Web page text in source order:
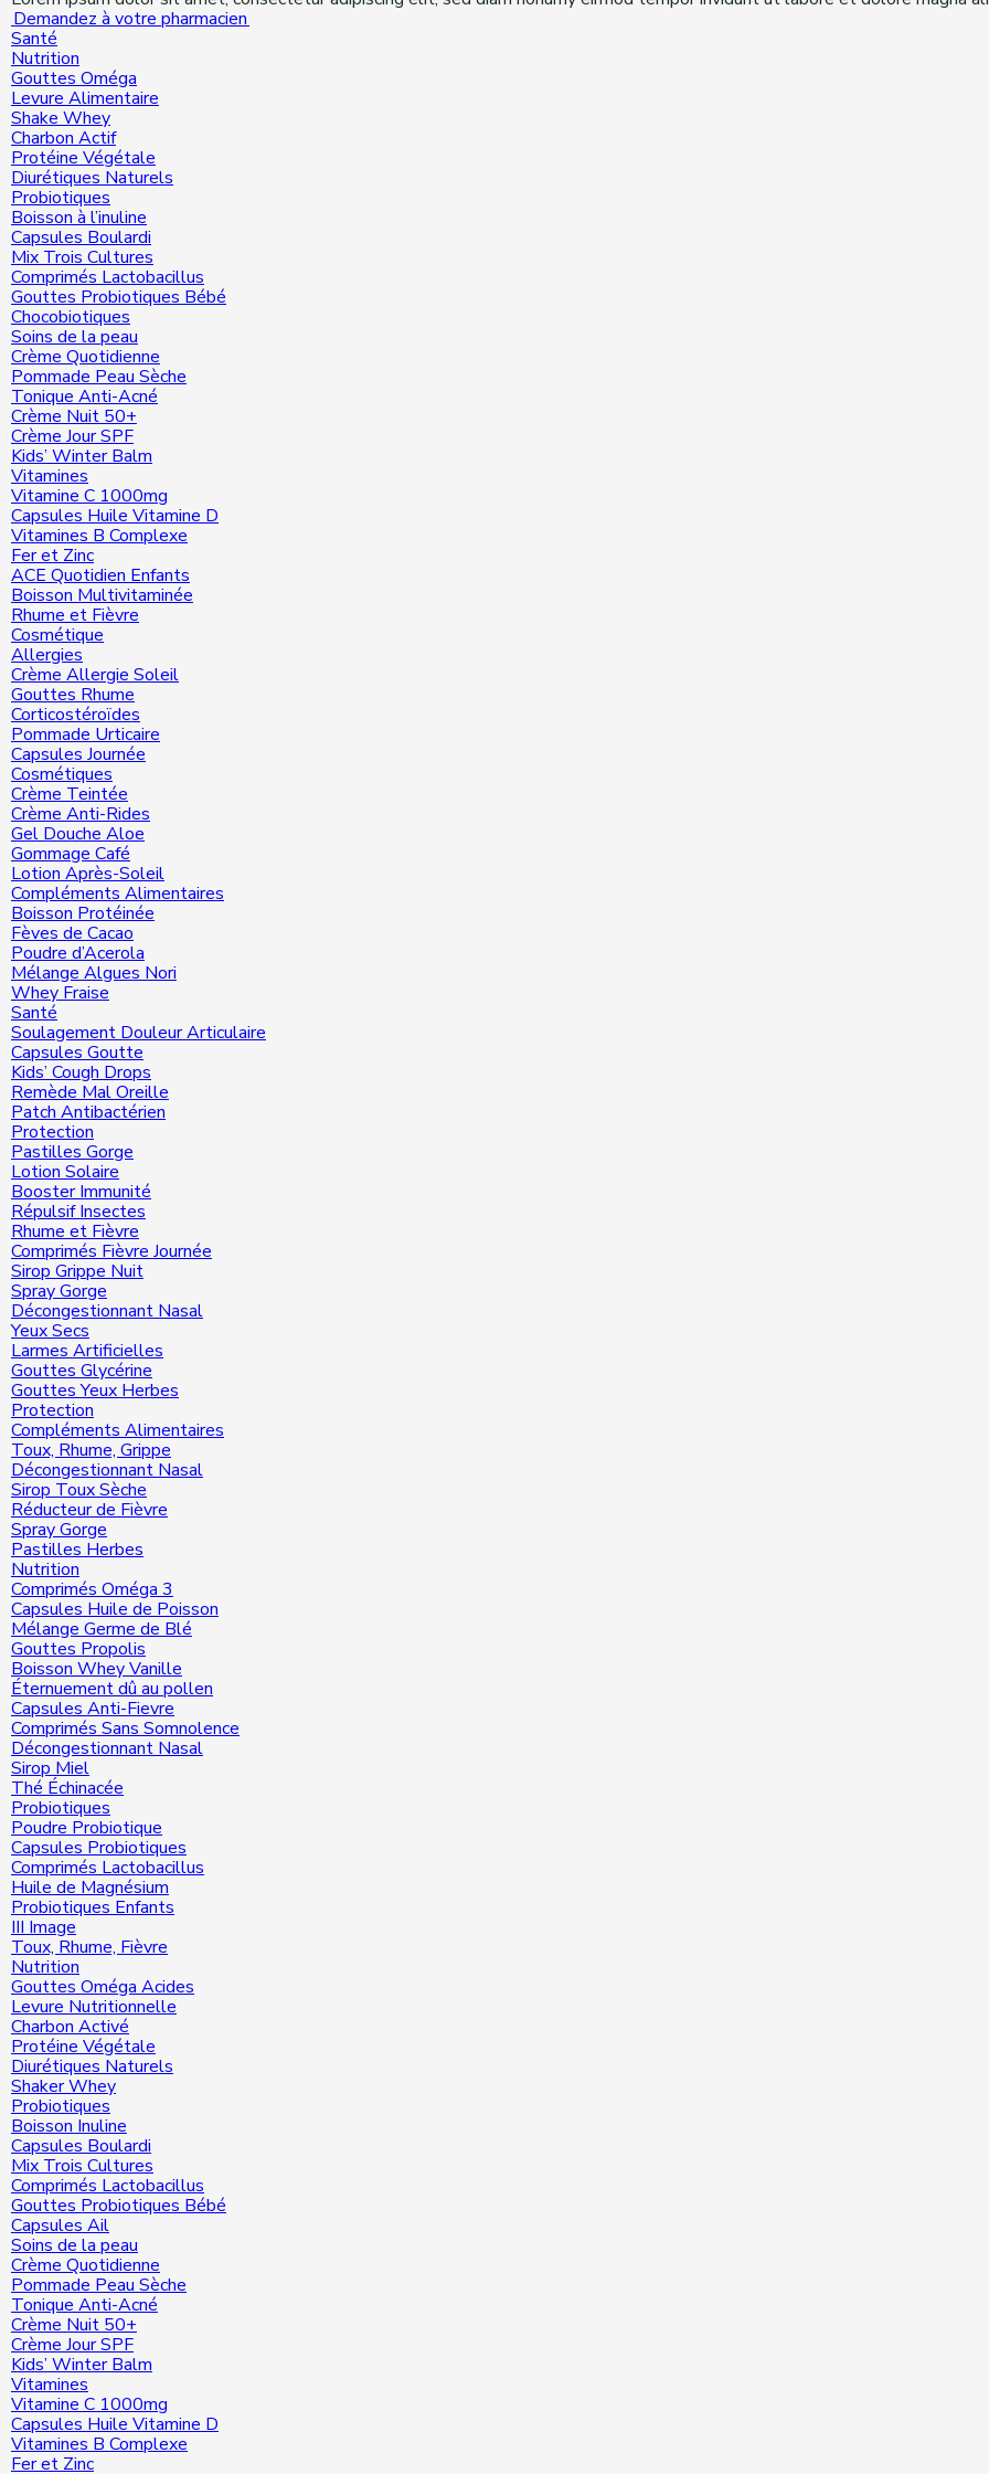
Demandez à votre pharmacien
Santé
Nutrition
Gouttes Oméga
Levure Alimentaire
Shake Whey
Charbon Actif
Protéine Végétale
Diurétiques Naturels
Probiotiques
Boisson à l’inuline
Capsules Boulardi
Mix Trois Cultures
Comprimés Lactobacillus
Gouttes Probiotiques Bébé
Chocobiotiques
Soins de la peau
Crème Quotidienne
Pommade Peau Sèche
Tonique Anti-Acné
Crème Nuit 50+
Crème Jour SPF
Kids’ Winter Balm
Vitamines
Vitamine C 1000mg
Capsules Huile Vitamine D
Vitamines B Complexe
Fer et Zinc
ACE Quotidien Enfants
Boisson Multivitaminée
Rhume et Fièvre
Cosmétique
Allergies
Crème Allergie Soleil
Gouttes Rhume
Corticostéroïdes
Pommade Urticaire
Capsules Journée
Cosmétiques
Crème Teintée
Crème Anti-Rides
Gel Douche Aloe
Gommage Café
Lotion Après-Soleil
Compléments Alimentaires
Boisson Protéinée
Fèves de Cacao
Poudre d’Acerola
Mélange Algues Nori
Whey Fraise
Santé
Soulagement Douleur Articulaire
Capsules Goutte
Kids’ Cough Drops
Remède Mal Oreille
Patch Antibactérien
Protection
Pastilles Gorge
Lotion Solaire
Booster Immunité
Répulsif Insectes
Rhume et Fièvre
Comprimés Fièvre Journée
Sirop Grippe Nuit
Spray Gorge
Décongestionnant Nasal
Yeux Secs
Larmes Artificielles
Gouttes Glycérine
Gouttes Yeux Herbes
Protection
Compléments Alimentaires
Toux, Rhume, Grippe
Décongestionnant Nasal
Sirop Toux Sèche
Réducteur de Fièvre
Spray Gorge
Pastilles Herbes
Nutrition
Comprimés Oméga 3
Capsules Huile de Poisson
Mélange Germe de Blé
Gouttes Propolis
Boisson Whey Vanille
Éternuement dû au pollen
Capsules Anti-Fievre
Comprimés Sans Somnolence
Décongestionnant Nasal
Sirop Miel
Thé Échinacée
Probiotiques
Poudre Probiotique
Capsules Probiotiques
Comprimés Lactobacillus
Huile de Magnésium
Probiotiques Enfants
III Image
Toux, Rhume, Fièvre
Nutrition
Gouttes Oméga Acides
Levure Nutritionnelle
Charbon Activé
Protéine Végétale
Diurétiques Naturels
Shaker Whey
Probiotiques
Boisson Inuline
Capsules Boulardi
Mix Trois Cultures
Comprimés Lactobacillus
Gouttes Probiotiques Bébé
Capsules Ail
Soins de la peau
Crème Quotidienne
Pommade Peau Sèche
Tonique Anti-Acné
Crème Nuit 50+
Crème Jour SPF
Kids’ Winter Balm
Vitamines
Vitamine C 1000mg
Capsules Huile Vitamine D
Vitamines B Complexe
Fer et Zinc